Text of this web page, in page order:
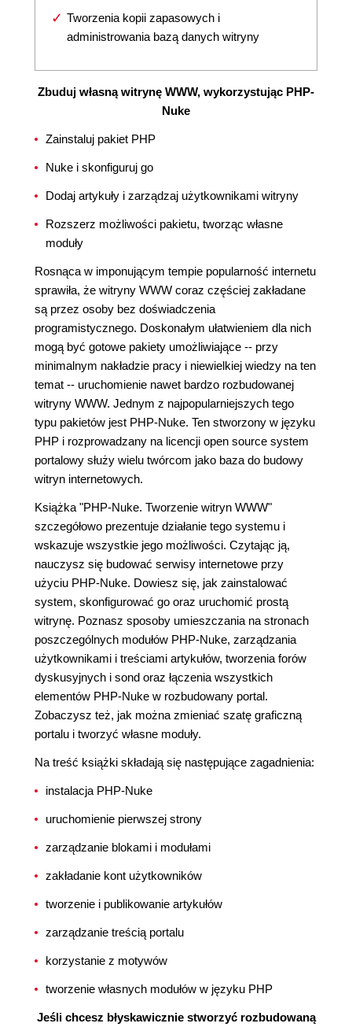
Tworzenia kopii zapasowych i
administrowania bazą danych witryny
Zbuduj własną witrynę WWW, wykorzystując PHP-
Nuke
Zainstaluj pakiet PHP
Nuke i skonfiguruj go
Dodaj artykuły i zarządzaj użytkownikami witryny
Rozszerz możliwości pakietu, tworząc własne
moduły
Rosnąca w imponującym tempie popularność internetu
sprawiła, że witryny WWW coraz częściej zakładane
są przez osoby bez doświadczenia
programistycznego. Doskonałym ułatwieniem dla nich
mogą być gotowe pakiety umożliwiające -- przy
minimalnym nakładzie pracy i niewielkiej wiedzy na ten
temat -- uruchomienie nawet bardzo rozbudowanej
witryny WWW. Jednym z najpopularniejszych tego
typu pakietów jest PHP-Nuke. Ten stworzony w języku
PHP i rozprowadzany na licencji open source system
portalowy służy wielu twórcom jako baza do budowy
witryn internetowych.
Książka "PHP-Nuke. Tworzenie witryn WWW"
szczegółowo prezentuje działanie tego systemu i
wskazuje wszystkie jego możliwości. Czytając ją,
nauczysz się budować serwisy internetowe przy
użyciu PHP-Nuke. Dowiesz się, jak zainstalować
system, skonfigurować go oraz uruchomić prostą
witrynę. Poznasz sposoby umieszczania na stronach
poszczególnych modułów PHP-Nuke, zarządzania
użytkownikami i treściami artykułów, tworzenia forów
dyskusyjnych i sond oraz łączenia wszystkich
elementów PHP-Nuke w rozbudowany portal.
Zobaczysz też, jak można zmieniać szatę graficzną
portalu i tworzyć własne moduły.
Na treść książki składają się następujące zagadnienia:
instalacja PHP-Nuke
uruchomienie pierwszej strony
zarządzanie blokami i modułami
zakładanie kont użytkowników
tworzenie i publikowanie artykułów
zarządzanie treścią portalu
korzystanie z motywów
tworzenie własnych modułów w języku PHP
Jeśli chcesz błyskawicznie stworzyć rozbudowaną